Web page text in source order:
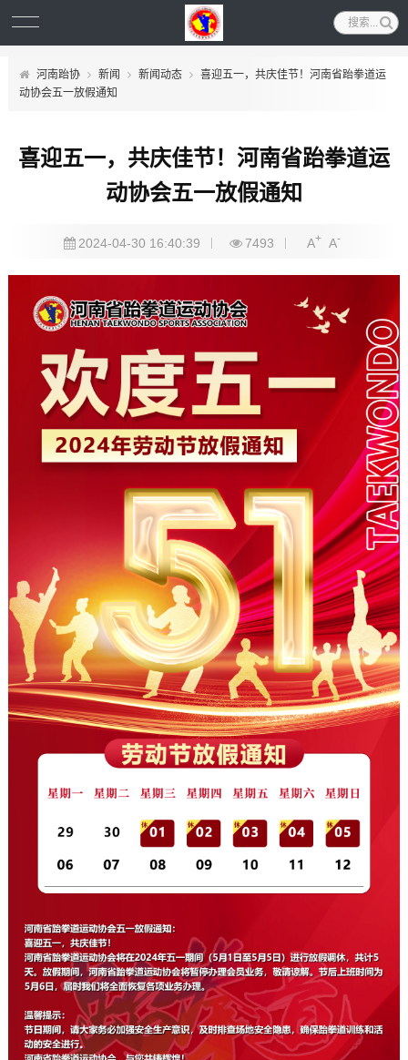
河南跆协 新闻 新闻动态
喜迎五一，共庆佳节！河南省跆拳道运
动协会五一放假通知
喜迎五一，共庆佳节！河南省跆拳道运
动协会五一放假通知
2024-04-30 16:40:39 7493 A+ A-